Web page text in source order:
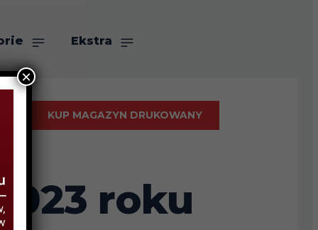
Ekstra
KUP MAGAZYN DRUKOWANY
roku
×